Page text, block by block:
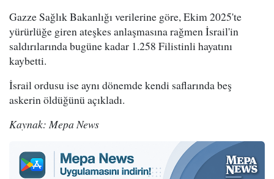
Gazze Sağlık Bakanlığı verilerine göre, Ekim 2025'te
yürürlüğe giren ateşkes anlaşmasına rağmen İsrail'in
saldırılarında bugüne kadar 1.258 Filistinli hayatını
kaybetti.
İsrail ordusu ise aynı dönemde kendi saflarında beş
askerin öldüğünü açıkladı.
Kaynak: Mepa News